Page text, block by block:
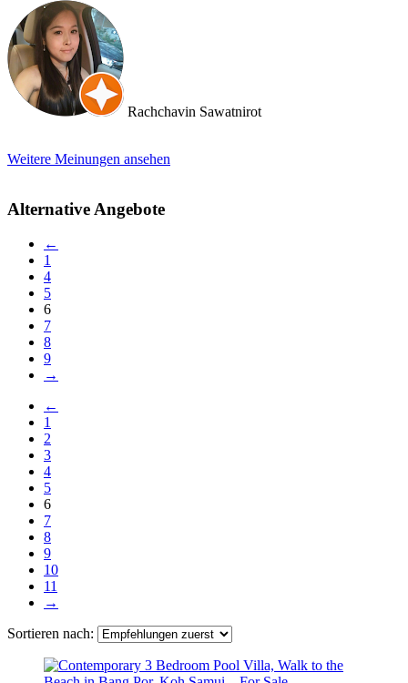
friend and surely if we have a new plan for new property. Cherry
and Doctor Property will be one of our very first choice to contact.
Bella & Tom
Rachchavin Sawatnirot
Weitere Meinungen ansehen
Alternative Angebote
←
1
4
5
6
7
8
9
→
←
1
2
3
4
5
6
7
8
9
10
11
→
Sortieren nach: